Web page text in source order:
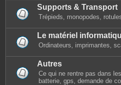
Supports & Transport
Trépieds, monopodes,
Le matériel
Ordinateurs, imprimantes,
Autres
Ce qui ne rentre pas dans
batterie, gps, demande de